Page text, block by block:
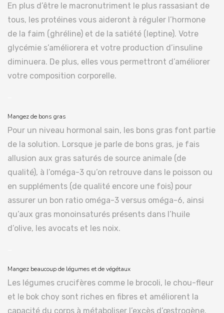
En plus d’être le macronutriment le plus rassasiant de
tous, les protéines vous aideront à réguler l’hormone
de la faim (ghréline) et de la satiété (leptine). Votre
glycémie s’améliorera et votre production d’insuline
diminuera. De plus, elles vous permettront d’améliorer
votre composition corporelle.
Mangez de bons gras
Pour un niveau hormonal sain, les bons gras font partie
de la solution. Lorsque je parle de bons gras, je fais
allusion aux gras saturés de source animale (de
qualité), à l’oméga-3 qu’on retrouve dans le poisson ou
en suppléments (de qualité encore une fois) pour
assurer un bon ratio oméga-3 versus oméga-6, ainsi
qu’aux gras monoinsaturés présents dans l’huile
d’olive, les avocats et les noix.
Mangez beaucoup de légumes et de végétaux
Les légumes crucifères comme le brocoli, le chou-fleur
et le bok choy sont riches en fibres et améliorent la
capacité du corps à métaboliser l’excès d’œstrogène.